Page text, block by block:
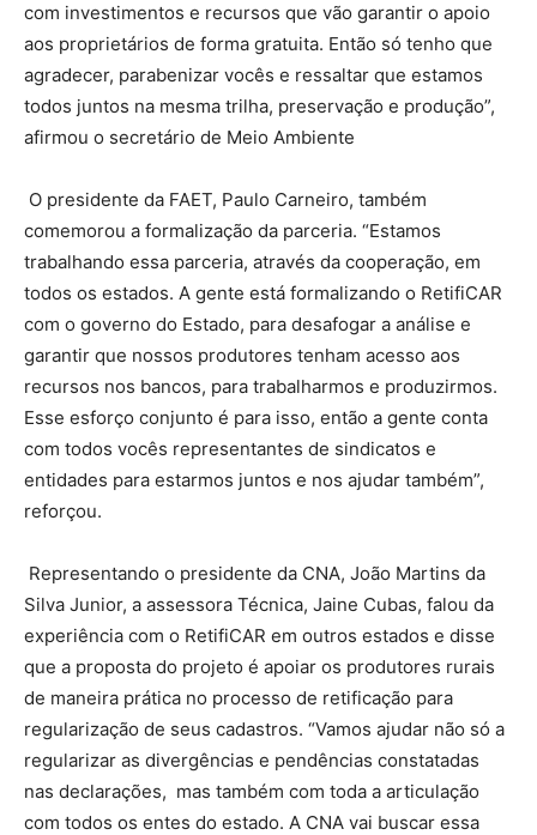
com investimentos e recursos que vão garantir o apoio
aos proprietários de forma gratuita. Então só tenho que
agradecer, parabenizar vocês e ressaltar que estamos
todos juntos na mesma trilha, preservação e produção”,
afirmou o secretário de Meio Ambiente
O presidente da FAET, Paulo Carneiro, também
comemorou a formalização da parceria. “Estamos
trabalhando essa parceria, através da cooperação, em
todos os estados. A gente está formalizando o RetifiCAR
com o governo do Estado, para desafogar a análise e
garantir que nossos produtores tenham acesso aos
recursos nos bancos, para trabalharmos e produzirmos.
Esse esforço conjunto é para isso, então a gente conta
com todos vocês representantes de sindicatos e
entidades para estarmos juntos e nos ajudar também”,
reforçou.
Representando o presidente da CNA, João Martins da
Silva Junior, a assessora Técnica, Jaine Cubas, falou da
experiência com o RetifiCAR em outros estados e disse
que a proposta do projeto é apoiar os produtores rurais
de maneira prática no processo de retificação para
regularização de seus cadastros. “Vamos ajudar não só a
regularizar as divergências e pendências constatadas
nas declarações, mas também com toda a articulação
com todos os entes do estado. A CNA vai buscar essa